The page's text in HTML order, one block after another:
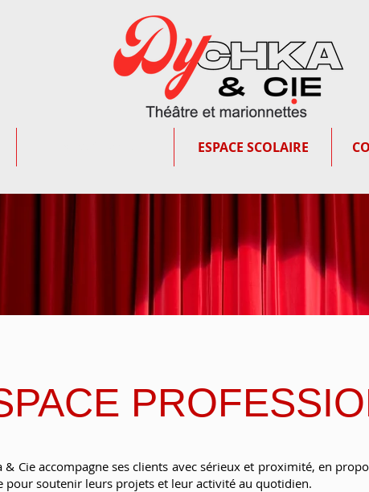
ESPACE SCOLAIRE
& Cie accompagne ses clients avec sérieux et proximité, en
pour soutenir leurs projets et leur activité au quotidien.